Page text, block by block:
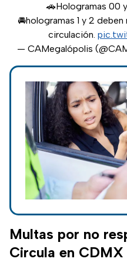
🚗Hologramas 00
🚘hologramas 1 y 2
circulación.
— CAMegalópolis
Multas por no
Circula en CDMX